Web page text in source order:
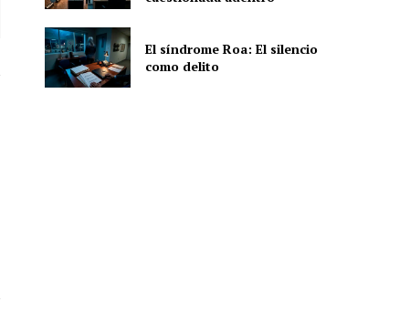
El síndrome Roa: El silencio
como delito